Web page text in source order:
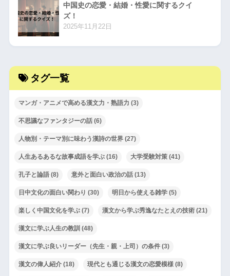
中国史の恋愛・結婚・性愛に関するクイ
ズ！
2025年11月22日
タグ一覧
マンガ・アニメで高める漢文力・熟語力 (3)
不思議なファンタジーの話(6)
人物別・テーマ別に味わう漢詩の世界(27)
人生あるあるな故事成語を学ぶ(16) 大学受験対策(41)
孔子と論語(8) 意外と面白い政治の話(13)
日中文化の面白い関わり (30) 明日から使える雑学(5)
楽しく中国文化を学ぶ(7) 漢文から学ぶ秀逸なたとえの技術(21)
漢文に学ぶ人生の教訓 (48)
漢文に学ぶ良いリーダー（先生・親・上司）の条件(3)
漢文の偉人紹介(18) 現代とも通じる漢文の恋愛模様(8)